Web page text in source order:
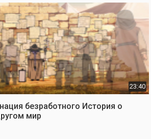
23:40
безработного История о
мир